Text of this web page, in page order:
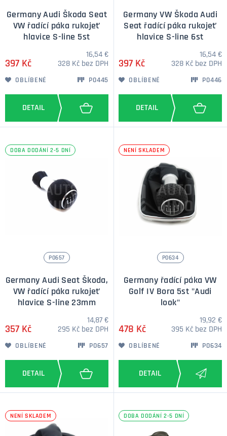
Germany Audi Škoda Seat
VW řadící páka rukojeť
hlavice S-line 5st
397 Kč
16,54 €
328 Kč bez DPH
OBLÍBENÉ P0445
Germany VW Škoda Audi
Seat řadící páka rukojeť
hlavice S-line 6st
397 Kč
16,54 €
328 Kč bez DPH
OBLÍBENÉ P0446
DOBA DODÁNÍ 2-5 DNÍ
P0657
Germany Audi Seat Škoda,
VW řadící páka rukojeť
hlavice S-line 23mm
357 Kč
14,87 €
295 Kč bez DPH
OBLÍBENÉ P0657
NENÍ SKLADEM
P0634
Germany řadící páka VW
Golf IV Bora 5st "Audi
look"
478 Kč
19,92 €
395 Kč bez DPH
OBLÍBENÉ P0634
NENÍ SKLADEM DOBA DODÁNÍ 2-5 DNÍ